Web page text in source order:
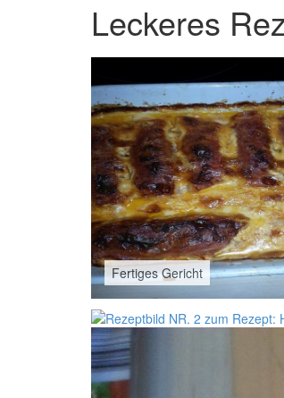
Leckeres
Fertiges Gericht